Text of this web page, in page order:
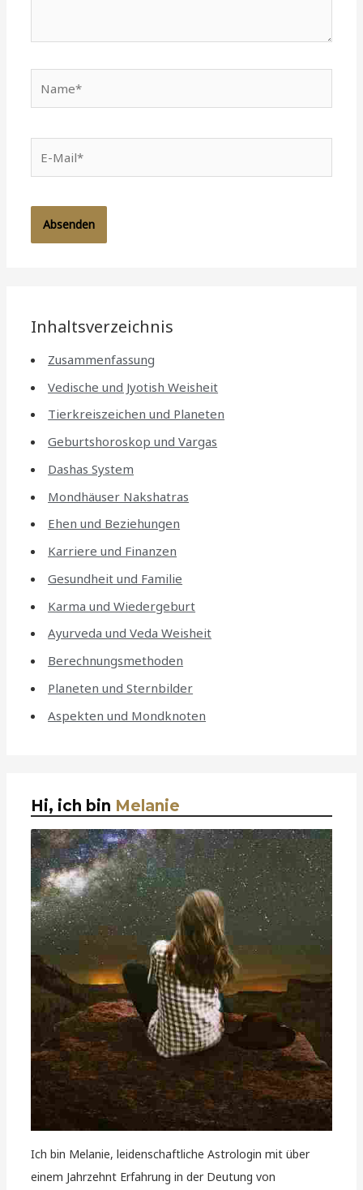
Mail*
Inhaltsverzeichnis
Zusammenfassung
Vedische und Jyotish Weisheit
Tierkreiszeichen und Planeten
Geburtshoroskop und Vargas
Dashas System
Mondhäuser Nakshatras
Ehen und Beziehungen
Karriere und Finanzen
Gesundheit und Familie
Karma und Wiedergeburt
Ayurveda und Veda Weisheit
Berechnungsmethoden
Planeten und Sternbilder
Aspekten und Mondknoten
Hi, ich bin Melanie
Ich bin Melanie, leidenschaftliche Astrologin mit über
einem Jahrzehnt Erfahrung in der Deutung von